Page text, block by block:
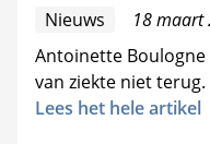
Nieuws
18 maart
Antoinette
van ziekte niet terug.
Lees het hele artikel